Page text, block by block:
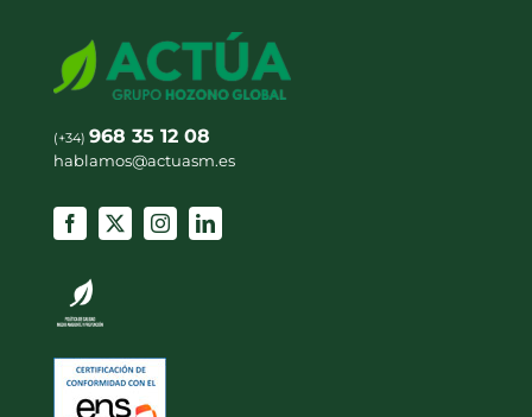
(+34) 968 35 12 08
hablamos@actuasm.es